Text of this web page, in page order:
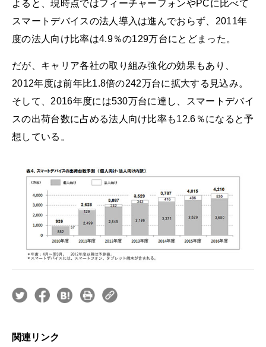
よると、現時点ではフィーチャーフォンやPCに比べて
スマートデバイスの法人導入は進んでおらず、2011年
度の法人向け比率は4.9％の129万台にとどまった。
だが、キャリア各社の取り組み強化の効果もあり、
2012年度は前年比1.8倍の242万台に拡大する見込み。
そして、2016年度には530万台に達し、スマートデバイ
スの出荷台数に占める法人向け比率も12.6％になると予
想している。
関連リンク